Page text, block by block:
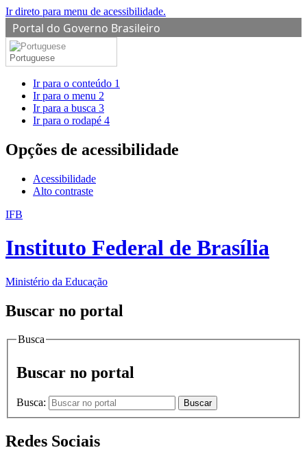
Ir direto para menu de acessibilidade.
Portal do Governo Brasileiro
Portuguese
Ir para o conteúdo 1
Ir para o menu 2
Ir para a busca 3
Ir para o rodapé 4
Opções de acessibilidade
Acessibilidade
Alto contraste
IFB
Instituto Federal de Brasília
Ministério da Educação
Buscar no portal
Busca
Buscar no portal
Busca: Buscar
Redes Sociais